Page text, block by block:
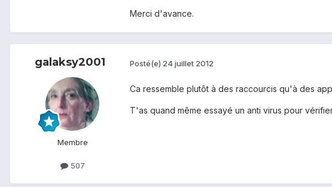
Merci d'avance.
galaksy2001
Membre
507
Posté(e) 24 juillet 2012
Ca ressemble plutôt à des raccourcis qu'à des
T'as quand même essayé un anti virus pour